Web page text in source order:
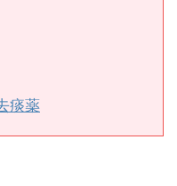
痰薬